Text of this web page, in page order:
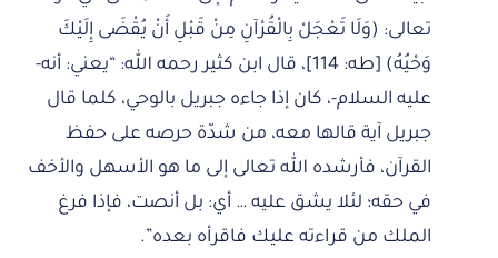
تعالى: (وَلَا تَعْجَلْ بِالْقُرْآنِ مِنْ قَبْلِ أَنْ يُقْضَى إِلَيْكَ
وَحْيُهُ) [طه: 114]، قال ابن كثير رحمه الله: “يعني: أنه-
عليه السلام-، كان إذا جاءه جبريل بالوحي، كلما قال
جبريل آية قالها معه، من شدّة حرصه على حفظ
القرآن، فأرشده الله تعالى إلى ما هو الأسهل والأخف
في حقه؛ لئلا يشق عليه … أي: بل أنصت، فإذا فرغ
الملك من قراءته عليك فاقرأه بعده”.